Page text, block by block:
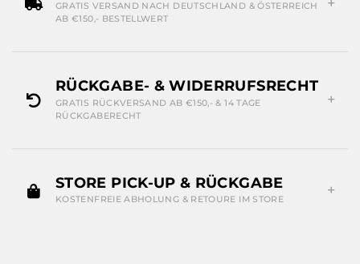
GRATIS VERSAND NACH DEUTSCHLAND & ÖSTERREICH
AB €150,- BESTELLWERT
RÜCKGABE- & WIDERRUFSRECHT
GRATIS RÜCKVERSAND AB €150,- & 14 TAGE
RÜCKGABERECHT
STORE PICK-UP & RÜCKGABE
KOSTENFREIE ABHOLUNG & RETOURE IM STORE